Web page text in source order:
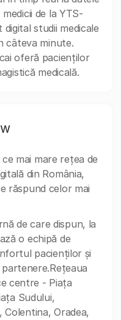
de la YTS-
studii medicale
câteva minute.
oferă pacienților
medicală.
mai mare reţea de
din România,
răspund celor mai
de care dispun, la
o echipă de
pacienţilor şi
centre - Piaţa
Sudului,
Colentina, Oradea,